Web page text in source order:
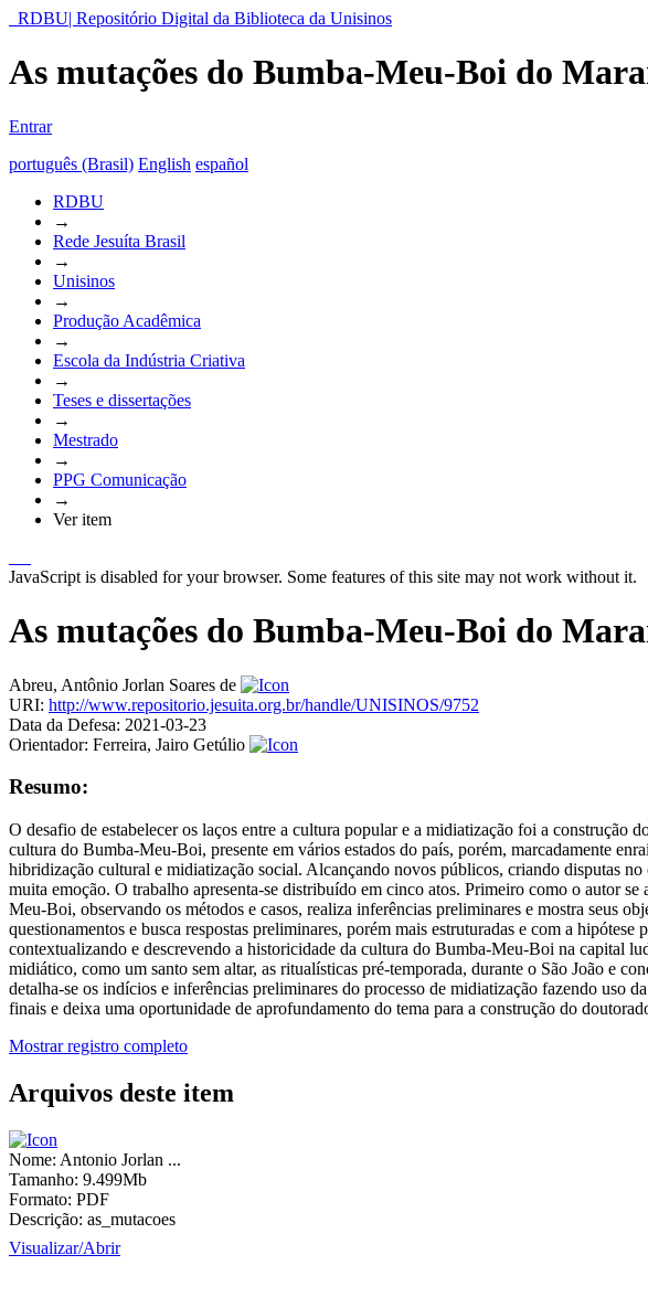
RDBU| Repositório Digital da Biblioteca da Unisinos
As mutações do Bumba-Meu-Boi do
Entrar
português (Brasil) English español
RDBU
→
Rede Jesuíta Brasil
→
Unisinos
→
Produção Acadêmica
→
Escola da Indústria Criativa
→
Teses e dissertações
→
Mestrado
→
PPG Comunicação
→
Ver item
JavaScript is disabled for your browser. Some features of this site may not work without it.
As mutações do Bumba-Meu-Boi do
Abreu, Antônio Jorlan Soares de
URI: http://www.repositorio.jesuita.org.br/handle/UNISINOS/9752
Data da Defesa: 2021-03-23
Orientador: Ferreira, Jairo Getúlio
Resumo:
O desafio de estabelecer os laços entre a cultura popular e a midiatização foi a construção
cultura do Bumba-Meu-Boi, presente em vários estados do país, porém, marcadamente
hibridização cultural e midiatização social. Alcançando novos públicos, criando disputas
muita emoção. O trabalho apresenta-se distribuído em cinco atos. Primeiro como o autor
Meu-Boi, observando os métodos e casos, realiza inferências preliminares e mostra seus
questionamentos e busca respostas preliminares, porém mais estruturadas e com a
contextualizando e descrevendo a historicidade da cultura do Bumba-Meu-Boi na capital
midiático, como um santo sem altar, as ritualísticas pré-temporada, durante o São João e
detalha-se os indícios e inferências preliminares do processo de midiatização fazendo uso
finais e deixa uma oportunidade de aprofundamento do tema para a construção do
Mostrar registro completo
Arquivos deste item
Nome: Antonio Jorlan ...
Tamanho: 9.499Mb
Formato: PDF
Descrição: as_mutacoes
Visualizar/Abrir